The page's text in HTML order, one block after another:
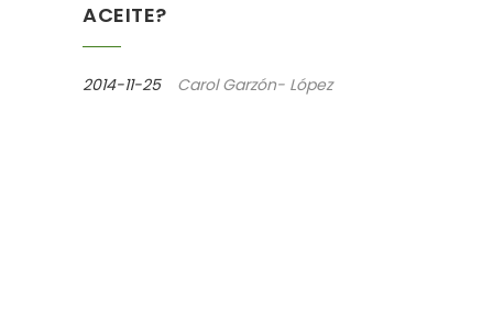
ACEITE?
2014-11-25 Carol Garzón- López